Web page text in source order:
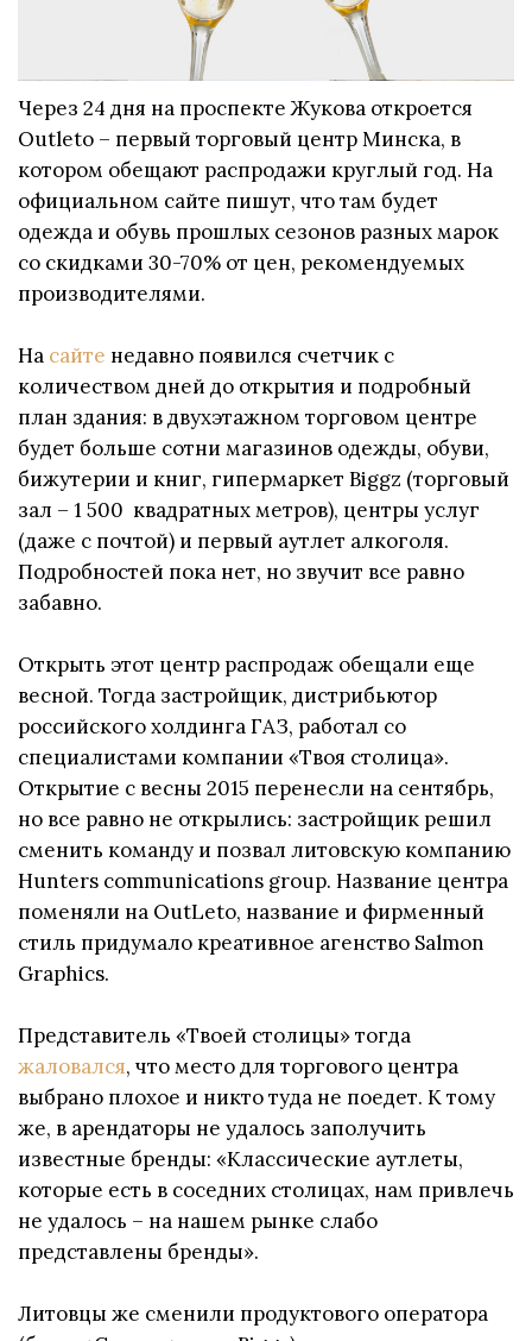
Через 24 дня на проспекте Жукова откроется
Outleto – первый торговый центр Минска, в
котором обещают распродажи круглый год. На
официальном сайте пишут, что там будет
одежда и обувь прошлых сезонов разных марок
со скидками 30-70% от цен, рекомендуемых
производителями.
На сайте недавно появился счетчик с
количеством дней до открытия и подробный
план здания: в двухэтажном торговом центре
будет больше сотни магазинов одежды, обуви,
бижутерии и книг, гипермаркет Biggz (торговый
зал – 1 500 квадратных метров), центры услуг
(даже с почтой) и первый аутлет алкоголя.
Подробностей пока нет, но звучит все равно
забавно.
Открыть этот центр распродаж обещали еще
весной. Тогда застройщик, дистрибьютор
российского холдинга ГАЗ, работал со
специалистами компании «Твоя столица».
Открытие с весны 2015 перенесли на сентябрь,
но все равно не открылись: застройщик решил
сменить команду и позвал литовскую компанию
Hunters communications group. Название центра
поменяли на OutLeto, название и фирменный
стиль придумало креативное агенство Salmon
Graphics.
Представитель «Твоей столицы» тогда
жаловался, что место для торгового центра
выбрано плохое и никто туда не поедет. К тому
же, в арендаторы не удалось заполучить
известные бренды: «Классические аутлеты,
которые есть в соседних столицах, нам привлечь
не удалось – на нашем рынке слабо
представлены бренды».
Литовцы же сменили продуктового оператора